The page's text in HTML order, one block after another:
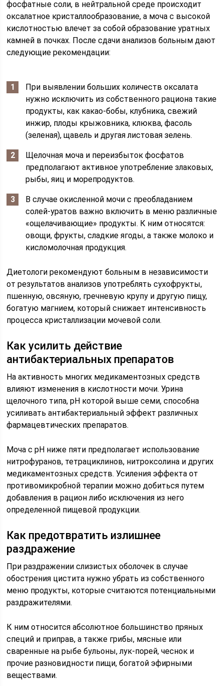
фосфатные соли, в нейтральной среде происходит
оксалатное кристаллообразование, а моча с высокой
кислотностью влечет за собой образование уратных
камней в почках. После сдачи анализов больным дают
следующие рекомендации:
При выявлении больших количеств оксалата
нужно исключить из собственного рациона такие
продукты, как какао-бобы, клубника, свежий
инжир, плоды крыжовника, клюква, фасоль
(зеленая), щавель и другая листовая зелень.
Щелочная моча и переизбыток фосфатов
предполагают активное употребление злаковых,
рыбы, яиц и морепродуктов.
В случае окисленной мочи с преобладанием
солей-уратов важно включить в меню различные
«ощелачивающие» продукты. К ним относятся:
овощи, фрукты, сладкие ягоды, а также молоко и
кисломолочная продукция.
Диетологи рекомендуют больным в независимости
от результатов анализов употреблять сухофрукты,
пшенную, овсяную, гречневую крупу и другую пищу,
богатую магнием, который снижает интенсивность
процесса кристаллизации мочевой соли.
Как усилить действие
антибактериальных препаратов
На активность многих медикаментозных средств
влияют изменения в кислотности мочи. Урина
щелочного типа, pH которой выше семи, способна
усиливать антибактериальный эффект различных
фармацевтических препаратов.
Моча с pH ниже пяти предполагает использование
нитрофуранов, тетрациклинов, нитроксолина и других
медикаментозных средств. Усиления эффекта от
противомикробной терапии можно добиться путем
добавления в рацион либо исключения из него
определенной пищевой продукции.
Как предотвратить излишнее
раздражение
При раздражении слизистых оболочек в случае
обострения цистита нужно убрать из собственного
меню продукты, которые считаются потенциальными
раздражителями.
К ним относится абсолютное большинство пряных
специй и приправ, а также грибы, мясные или
сваренные на рыбе бульоны, лук-порей, чеснок и
прочие разновидности пищи, богатой эфирными
веществами.